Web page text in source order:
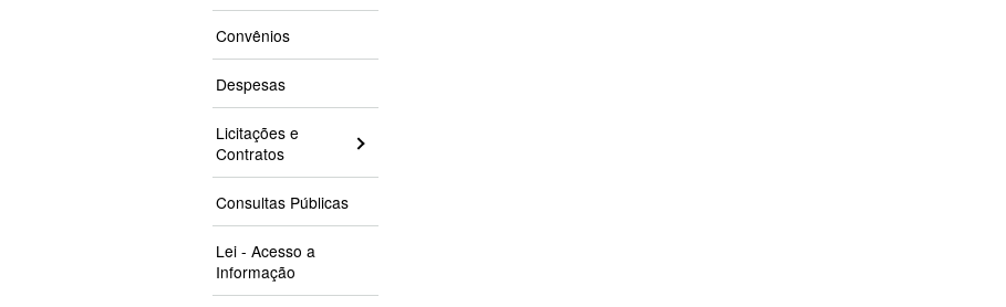
Convênios
Despesas
Licitações e
Contratos
Consultas Públicas
Lei - Acesso a
Informação